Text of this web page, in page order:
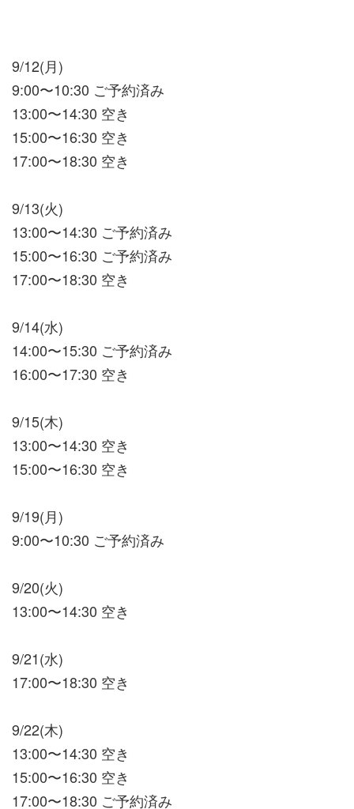
9/12(月)
9:00〜10:30 ご予約済み
13:00〜14:30 空き
15:00〜16:30 空き
17:00〜18:30 空き
9/13(火)
13:00〜14:30 ご予約済み
15:00〜16:30 ご予約済み
17:00〜18:30 空き
9/14(水)
14:00〜15:30 ご予約済み
16:00〜17:30 空き
9/15(木)
13:00〜14:30 空き
15:00〜16:30 空き
9/19(月)
9:00〜10:30 ご予約済み
9/20(火)
13:00〜14:30 空き
9/21(水)
17:00〜18:30 空き
9/22(木)
13:00〜14:30 空き
15:00〜16:30 空き
17:00〜18:30 ご予約済み